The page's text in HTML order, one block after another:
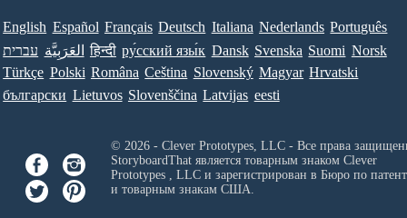
English Español Français Deutsch Italiana Nederlands Português
עברית العَرَبِيَّة हिन्दी ру́сский язы́к Dansk Svenska Suomi Norsk
Türkçe Polski Româna Ceština Slovenský Magyar Hrvatski
български Lietuvos Slovenščina Latvijas eesti
© 2026 - Clever Prototypes, LLC - Все права
StoryboardThat является товарным знаком Clever
Prototypes , LLCи зарегистрирован в Бюро по
и товарным знакам США.